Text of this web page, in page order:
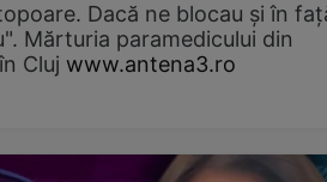
Dacă ne blocau şi în
Mărturia paramedicului din
Cluj www.antena3.ro